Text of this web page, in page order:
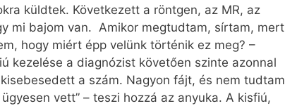
küldtek. Következett a röntgen, az MR, az
mi bajom van. Amikor megtudtam, sírtam, mert
hogy miért épp velünk történik ez meg? –
kezelése a diagnózist követően szinte azonnal
a szám. Nagyon fájt, és nem tudtam
vett” – teszi hozzá az anyuka. A kisfiú,